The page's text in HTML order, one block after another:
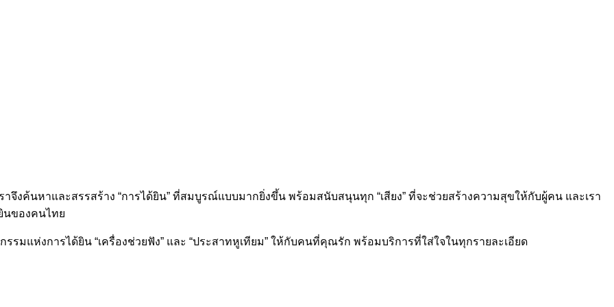
าจึงค้นหาและสรรสร้าง “การได้ยิน” ที่สมบูรณ์แบบมากยิ่งขึ้น พร้อมสนับสนุนทุก “เสียง” ที่จะช่วยสร้างความสุขให้กับผู้คน และเรา
นของคนไทย
มแห่งการได้ยิน “เครื่องช่วยฟัง” และ “ประสาทหูเทียม” ให้กับคนที่คุณรัก พร้อมบริการที่ใส่ใจในทุกรายละเอียด